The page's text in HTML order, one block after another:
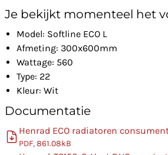
Je bekijkt momenteel het
Model: Softline ECO L
Afmeting: 300x600mm
Wattage: 560
Type: 22
Kleur: Wit
Documentatie
Henrad ECO radiatoren
PDF, 861.08kB